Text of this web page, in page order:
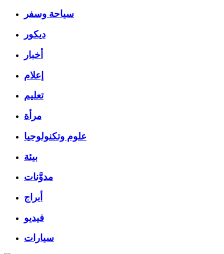
سياحة وسفر
ديكور
أخبار
إعلام
تعليم
مرأة
علوم وتكنولوجيا
بيئة
مدوَّنات
أبراج
فيديو
سيارات